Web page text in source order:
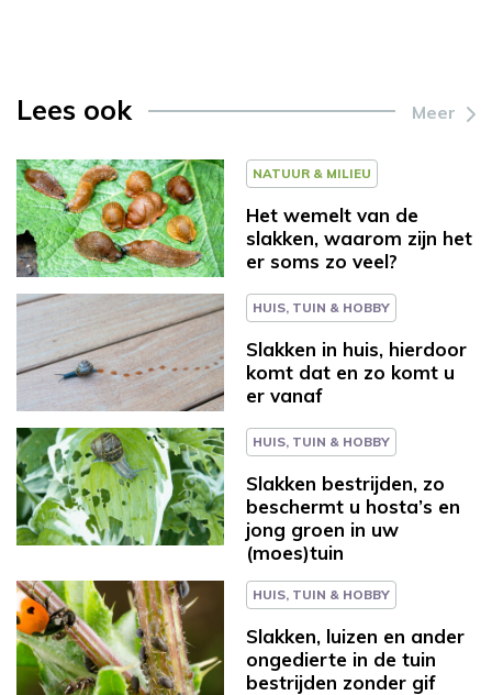
Lees ook Meer
NATUUR & MILIEU
Het wemelt van de
slakken, waarom zijn het
er soms zo veel?
HUIS, TUIN & HOBBY
Slakken in huis, hierdoor
komt dat en zo komt u
er vanaf
HUIS, TUIN & HOBBY
Slakken bestrijden, zo
beschermt u hosta’s en
jong groen in uw
(moes)tuin
HUIS, TUIN & HOBBY
Slakken, luizen en ander
ongedierte in de tuin
bestrijden zonder gif